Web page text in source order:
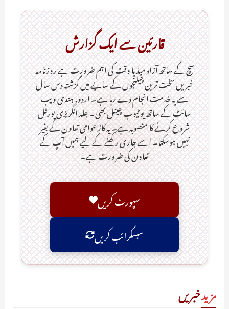
قارئین سے ایک گزارش
سچ کے ساتھ آزاد میڈیا وقت کی اہم ضرورت ہےـ روزنامہ
خبریں سخت ترین چیلنجوں کے سایے میں گزشتہ دس سال
سے یہ خدمت انجام دے رہا ہے۔ اردو، ہندی ویب
سائٹ کے ساتھ یو ٹیوب چینل بھی۔ جلد انگریزی پورٹل
شروع کرنے کا منصوبہ ہے۔ یہ کاز عوامی تعاون کے بغیر
نہیں ہوسکتا۔ اسے جاری رکھنے کے لیے ہمیں آپ کے
تعاون کی ضرورت ہے۔
سپورٹ کریں
سبسکرائب کریں
مزیدخبریں